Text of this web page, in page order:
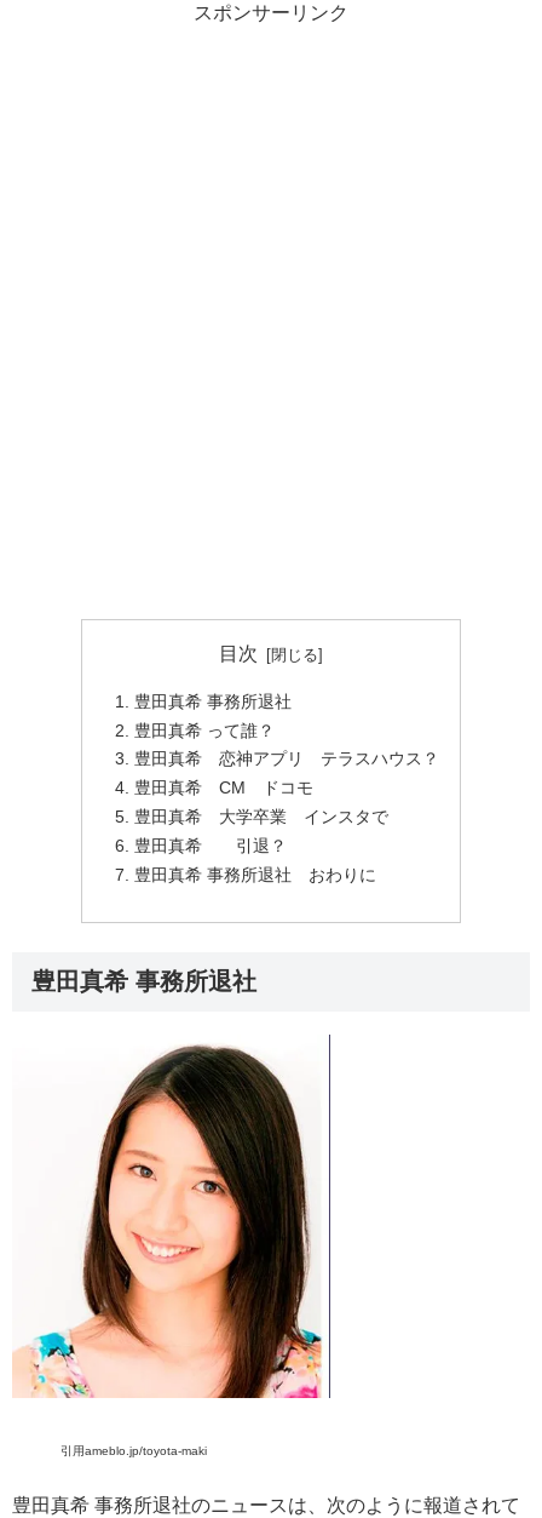
スポンサーリンク
目次
豊田真希 事務所退社
豊田真希 って誰？
豊田真希 恋神アプリ テラスハウス？
豊田真希 CM ドコモ
豊田真希 大学卒業 インスタで
豊田真希 引退？
豊田真希 事務所退社 おわりに
豊田真希 事務所退社
引用ameblo.jp/toyota-maki
豊田真希 事務所退社のニュースは、次のように報道されて